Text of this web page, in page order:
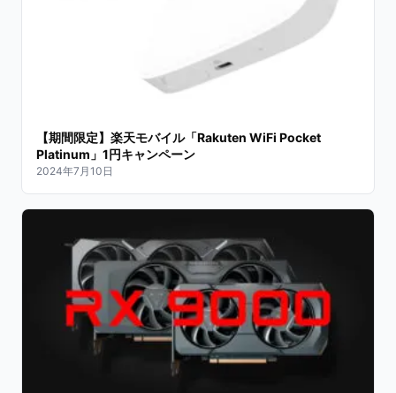
【期間限定】楽天モバイル「Rakuten WiFi Pocket
Platinum」1円キャンペーン
2024年7月10日